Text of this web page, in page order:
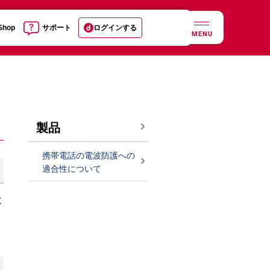
サポート ログインする
MENU
製品
携帯電話の電波防護への
適合性について